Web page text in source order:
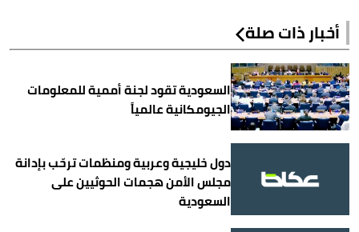
أخبار ذات صلة
السعودية تقود لجنة أممية للمعلومات
الجيومكانية عالمياً
دول خليجية وعربية ومنظمات ترحّب بإدانة
مجلس الأمن هجمات الحوثيين على
السعودية